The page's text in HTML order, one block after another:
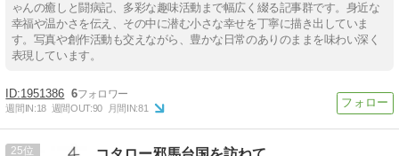
ゃんの癒しと闘病記、多彩な趣味活動まで幅広く綴る記事群です。身近な
幸福や温かさを伝え、その中に潜む小さな幸せを丁寧に描き出していま
す。写真や創作活動も交えながら、豊かな日常のありのままを味わい深く
表現しています。
1951386 6
週間IN:18 週間OUT:90 月間IN:81
25